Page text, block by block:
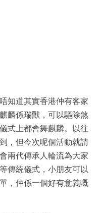
知道其實香港仲有客家
麟係瑞獸，可以驅除煞
式上都會舞麒麟。以往
，但今次呢個活動就請
兩代傳承人輪流為大家
傳統儀式，小朋友可以
，仲係一個好有意義嘅